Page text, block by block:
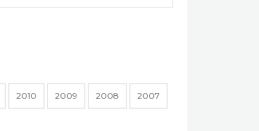
2010 2009 2008 2007